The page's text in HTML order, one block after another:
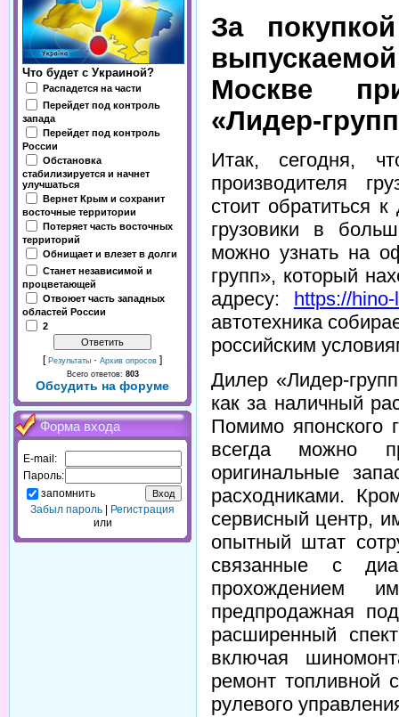
Что будет с Украиной?
Распадется на части
Перейдет под контроль
запада
Перейдет под контроль
России
Обстановка
стабилизируется и начнет
улучшаться
Вернет Крым и сохранит
восточные территории
Потеряет часть восточных
территорий
Обнищает и влезет в долги
Станет независимой и
процветающей
Отвоюет часть западных
областей России
2
[ Результаты · Архив опросов ]
Всего ответов: 803
Обсудить на форуме
Форма входа
E-mail:
Пароль:
запомнить
Забыл пароль
Регистрация
или
За
Москве
«Лидер-
Итак, сегодня,
производителя
стоит обратиться
грузовики в
можно узнать на
групп», который
адресу:
https://
автотехника
российским
Дилер «Лидер-
как за наличный
Помимо японского
всегда можно
оригинальные
расходниками.
сервисный центр,
опытный штат
связанные с
прохождением
предпродажная
расширенный
включая
ремонт топливной
рулевого